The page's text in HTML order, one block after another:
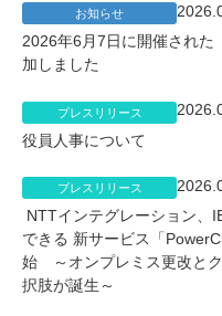
お知らせ
2026年6月7日に開催された
加しました
プレスリリース
役員人事について
プレスリリース
NTTインテグレーション、
できる 新サービス「
始 ～オンプレミス更改と
択肢が誕生～